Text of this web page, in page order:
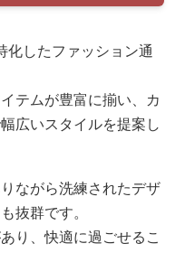
化したファッション通
テムが豊富に揃い、カ
広いスタイルを提案し
ながら洗練されたデザ
抜群です。
り、快適に過ごせるこ